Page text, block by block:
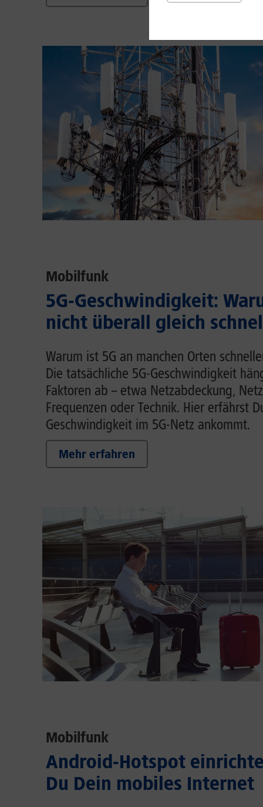
Mobilfunk
5G-Geschwindigkeit:
nicht überall gleich
Warum ist 5G an manchen Orten
Die tatsächliche 5G-Geschwindigkeit
Faktoren ab – etwa Netzabdeckung,
Frequenzen oder Technik. Hier erfährst
Geschwindigkeit im 5G-Netz ankommt.
Mehr erfahren
Mobilfunk
Android-Hotspot
Du Dein mobiles Internet